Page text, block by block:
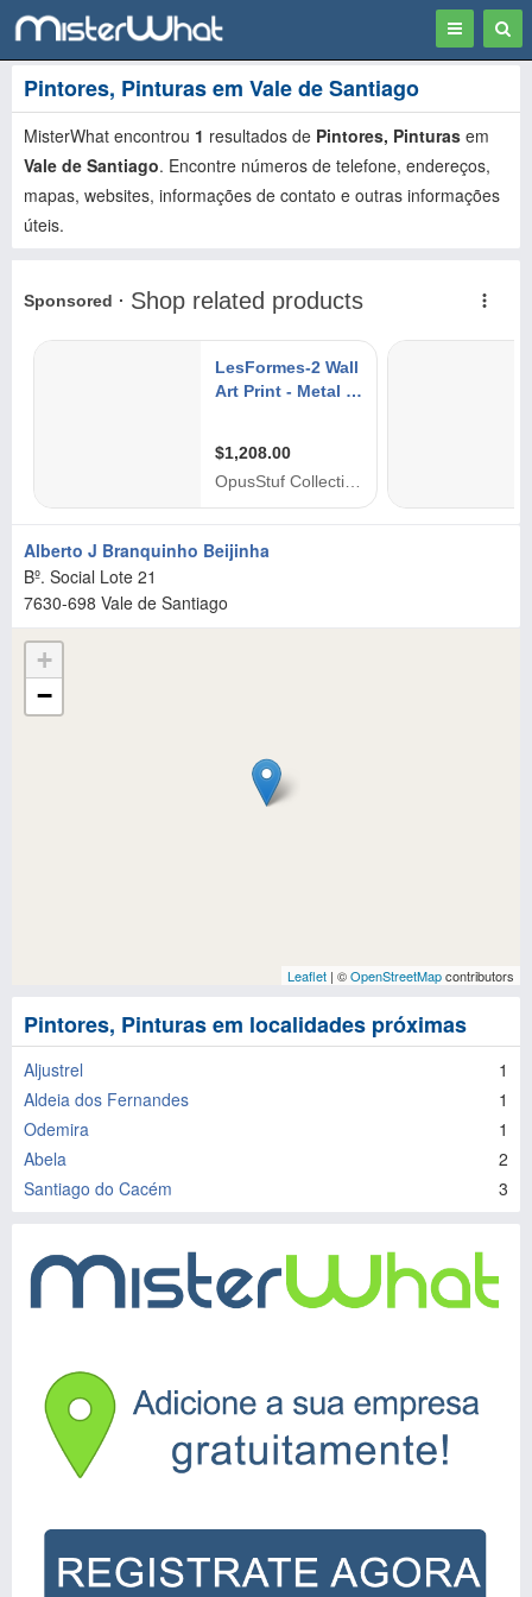
Toggle
navigation
Pintores, Pinturas em Vale de Santiago
MisterWhat encontrou 1 resultados de Pintores, Pinturas em
Vale de Santiago. Encontre números de telefone, endereços,
mapas, websites, informações de contato e outras informações
úteis.
Alberto J Branquinho Beijinha
Bº. Social Lote 21
7630-698 Vale de Santiago
+
−
Leaflet | ©OpenStreetMapcontributors
Pintores, Pinturas em localidades próximas
Aljustrel
1
Aldeia dos Fernandes
1
Odemira
1
Abela
2
Santiago do Cacém
3